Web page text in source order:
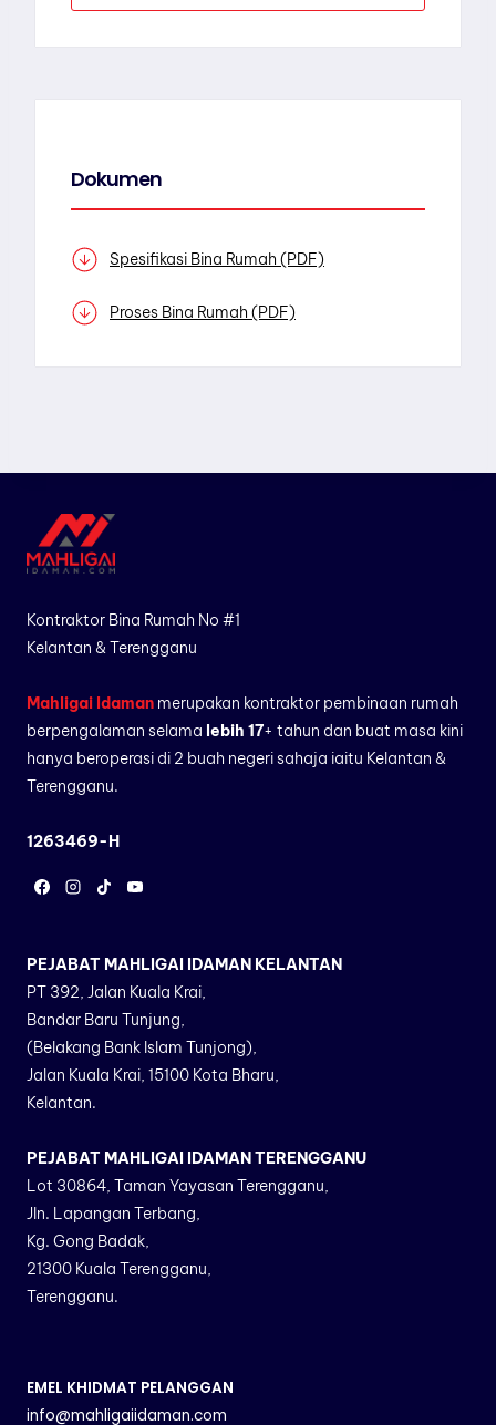
Dokumen
Spesifikasi Bina Rumah (PDF)
Proses Bina Rumah (PDF)
Kontraktor Bina Rumah No #1
Kelantan & Terengganu
Mahligai Idaman merupakan kontraktor pembinaan rumah
berpengalaman selama lebih 17+ tahun dan buat masa kini
hanya beroperasi di 2 buah negeri sahaja iaitu Kelantan &
Terengganu.
1263469-H
PEJABAT MAHLIGAI IDAMAN KELANTAN
PT 392, Jalan Kuala Krai,
Bandar Baru Tunjung,
(Belakang Bank Islam Tunjong),
Jalan Kuala Krai, 15100 Kota Bharu,
Kelantan.
PEJABAT MAHLIGAI IDAMAN TERENGGANU
Lot 30864, Taman Yayasan Terengganu,
Jln. Lapangan Terbang,
Kg. Gong Badak,
21300 Kuala Terengganu,
Terengganu.
EMEL KHIDMAT PELANGGAN
info@mahligaiidaman.com